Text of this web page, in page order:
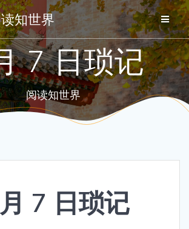
Skip
to
content
知世界
7 日琐记
阅读知世界
7 日琐记